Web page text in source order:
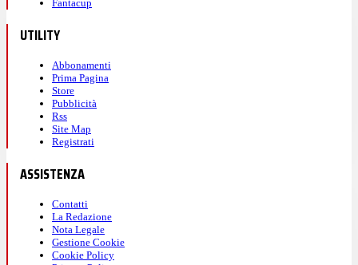
Fantacup
UTILITY
Abbonamenti
Prima Pagina
Store
Pubblicità
Rss
Site Map
Registrati
ASSISTENZA
Contatti
La Redazione
Nota Legale
Gestione Cookie
Cookie Policy